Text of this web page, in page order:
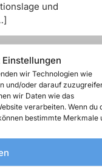
wir Technologien wie
und/oder darauf
wir Daten wie das
verarbeiten. Wenn du
bestimmte Merkmale
und